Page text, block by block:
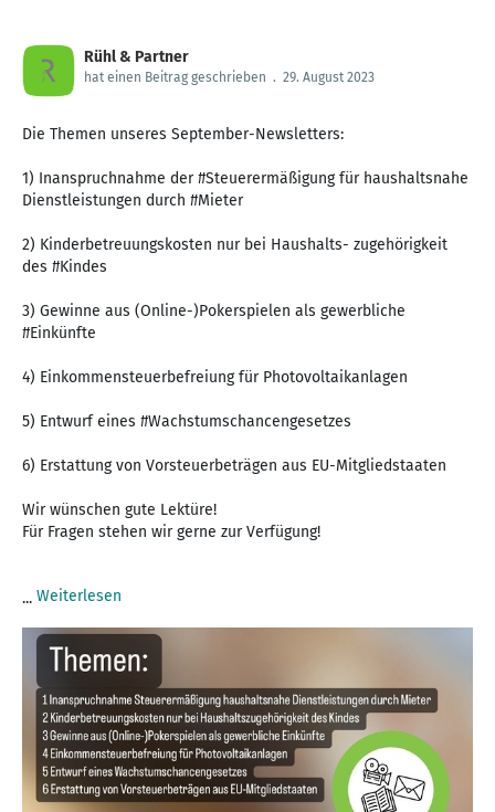
Rühl & Partner
hat einen Beitrag geschrieben . 29. August 2023
Die Themen unseres September-Newsletters:
1) Inanspruchnahme der #Steuerermäßigung für haushaltsnahe
Dienstleistungen durch #Mieter
2) Kinderbetreuungskosten nur bei Haushalts- zugehörigkeit
des #Kindes
3) Gewinne aus (Online-)Pokerspielen als gewerbliche
#Einkünfte
4) Einkommensteuerbefreiung für Photovoltaikanlagen
5) Entwurf eines #Wachstumschancengesetzes
6) Erstattung von Vorsteuerbeträgen aus EU-Mitgliedstaaten
Wir wünschen gute Lektüre!
Für Fragen stehen wir gerne zur Verfügung!
... Weiterlesen